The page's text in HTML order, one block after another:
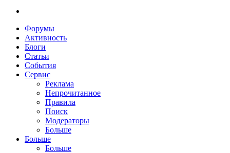
Форумы
Активность
Блоги
Статьи
События
Сервис
Реклама
Непрочитанное
Правила
Поиск
Модераторы
Больше
Больше
Больше